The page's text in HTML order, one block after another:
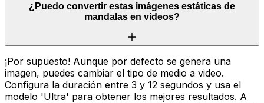
¿Puedo convertir estas imágenes estáticas de
mandalas en videos?
¡Por supuesto! Aunque por defecto se genera una
imagen, puedes cambiar el tipo de medio a video.
Configura la duración entre 3 y 12 segundos y usa el
modelo 'Ultra' para obtener los mejores resultados. A